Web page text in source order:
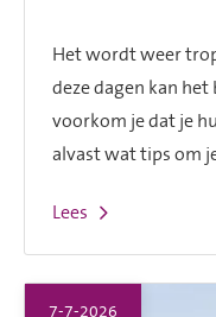
Het wordt weer
deze dagen kan
voorkom je dat je
alvast wat tips om
Lees
7-7-2026